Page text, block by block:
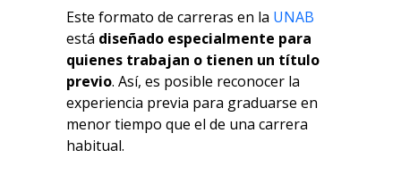
Este formato de carreras en la UNAB
está diseñado especialmente para
quienes trabajan o tienen un título
previo. Así, es posible reconocer la
experiencia previa para graduarse en
menor tiempo que el de una carrera
habitual.